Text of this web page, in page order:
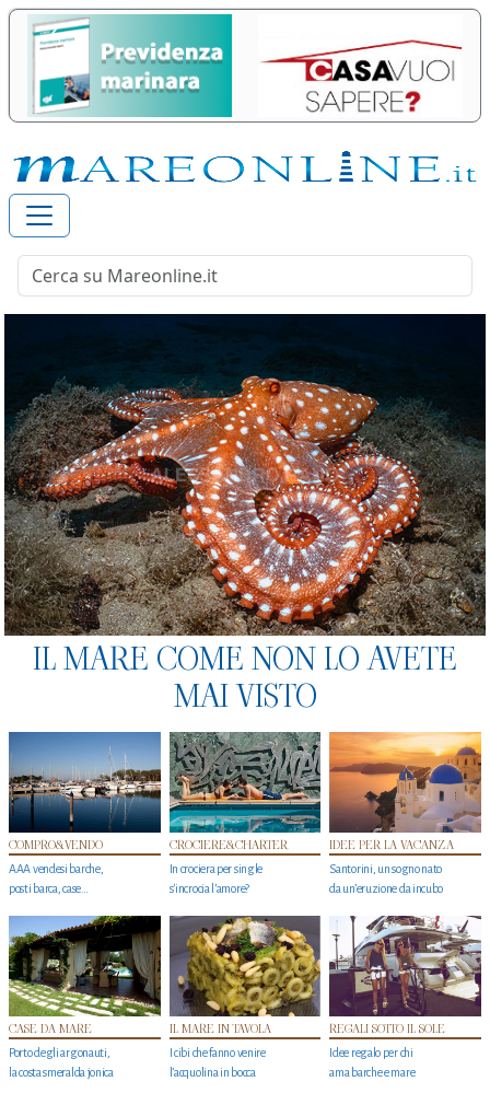
IL MARE COME NON LO AVETE
MAI VISTO
COMPRO&VENDO
AAA vendesi barche,
posti barca, case…
CROCIERE&CHARTER
In crociera per single
s'incrocia l’amore?
IDEE PER LA VACANZA
Santorini, un sogno nato
da un’eruzione da incubo
CASE DA MARE
Porto degli argonauti,
la costa smeralda jonica
IL MARE IN TAVOLA
I cibi che fanno venire
l’acquolina in bocca
REGALI SOTTO IL SOLE
Idee regalo per chi
ama barche e mare